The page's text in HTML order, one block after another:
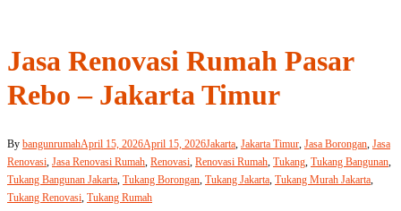
Jasa Renovasi Rumah Pasar
Rebo – Jakarta Timur
By bangunrumahApril 15, 2026April 15, 2026Jakarta, Jakarta Timur, Jasa Borongan, Jasa
Renovasi, Jasa Renovasi Rumah, Renovasi, Renovasi Rumah, Tukang, Tukang Bangunan,
Tukang Bangunan Jakarta, Tukang Borongan, Tukang Jakarta, Tukang Murah Jakarta,
Tukang Renovasi, Tukang Rumah